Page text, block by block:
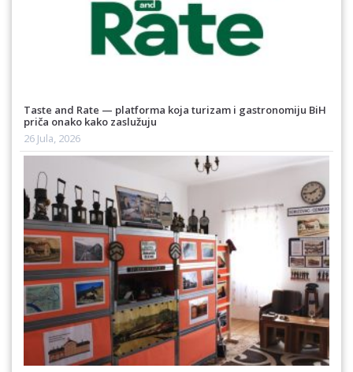
Taste and Rate — platforma koja turizam i gastronomiju BiH
priča onako kako zaslužuju
26 Jula, 2026